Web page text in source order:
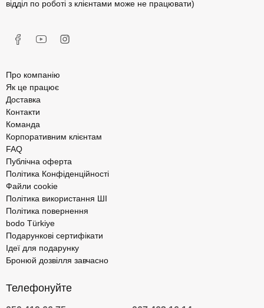
відділ по роботі з клієнтами може не працювати)
Про компанію
Як це працює
Доставка
Контакти
Команда
Корпоративним клієнтам
FAQ
Публічна оферта
Політика Конфіденційності
Файли cookie
Політика використання ШІ
Політика повернення
bodo Türkiye
Подарункові сертифікати
Ідеї для подарунку
Бронюй дозвілля завчасно
Телефонуйте